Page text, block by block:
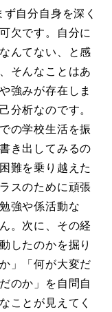
自分自身を深く
欠です。自分に
んてない、と感
そんなことはあ
強みが存在しま
分析なのです。
の学校生活を振
き出してみるの
難を乗り越えた
スのために頑張
強や係活動な
。次に、その経
したのかを掘り
」「何が大変だ
のか」を自問自
ことが見えてく